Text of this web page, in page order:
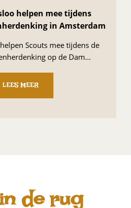
helpen mee tijdens
in Amsterdam
Scouts mee tijdens de
op de Dam…
LEES MEER